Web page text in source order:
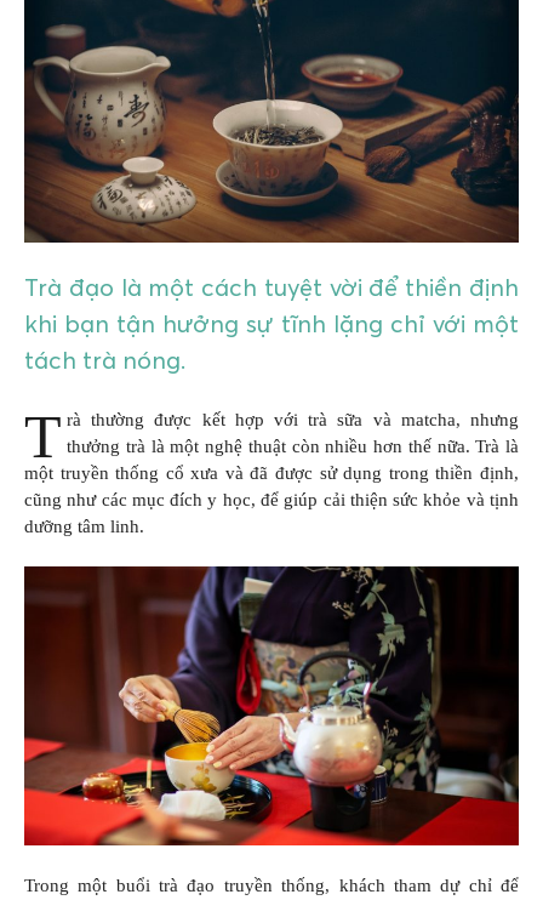
KỲ NGHỈ & ĐIỂM ĐẾN
QUÀ TẶNG & SỰ KIỆN
LIÊN HỆ
Trà đạo là một cách tuyệt vời để thiền định
khi bạn tận hưởng sự tĩnh lặng chỉ với một
tách trà nóng.
T rà thường được kết hợp với trà sữa và matcha, nhưng
thưởng trà là một nghệ thuật còn nhiều hơn thế nữa. Trà là
một truyền thống cổ xưa và đã được sử dụng trong thiền định,
cũng như các mục đích y học, để giúp cải thiện sức khỏe và tịnh
dưỡng tâm linh.
Trong một buổi trà đạo truyền thống, khách tham dự chỉ để